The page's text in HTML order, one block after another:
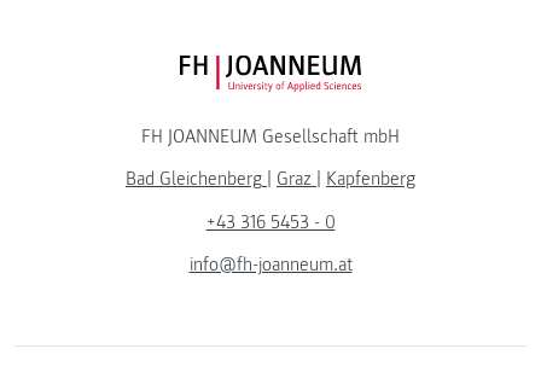
FH JOANNEUM Logo
FH JOANNEUM Gesellschaft mbH
Bad Gleichenberg
Graz
Kapfenberg
+43 316 5453 - 0
info@fh-joanneum.at